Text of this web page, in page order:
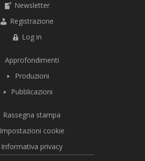
Newsletter
Registrazione
Log in
Approfondimenti
Produzioni
Pubblicazioni
Rassegna stampa
Impostazioni cookie
Informativa privacy